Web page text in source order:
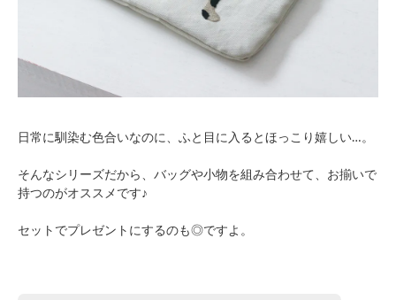
日常に馴染む色合いなのに、ふと目に入るとほっこり嬉しい…。
そんなシリーズだから、バッグや小物を組み合わせて、お揃いで
持つのがオススメです♪
セットでプレゼントにするのも◎ですよ。